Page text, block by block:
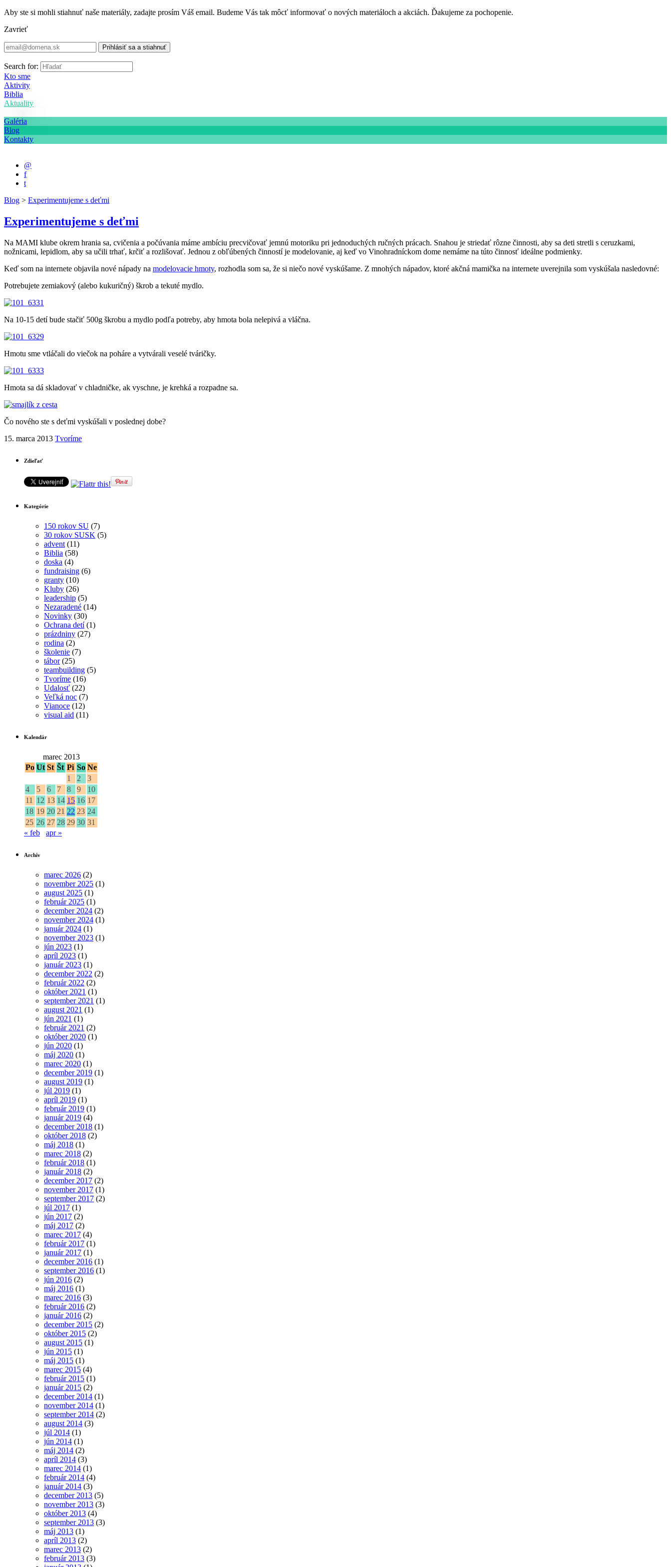
Aby ste si mohli stiahnuť naše materiály, zadajte prosím Váš email. Budeme Vás tak môcť informovať o nových materiáloch a akciách. Ďakujeme za pochopenie.
Zavrieť
Search for:
Kto sme
Aktivity
Biblia
Aktuality
Galéria
Blog
Kontakty
@
f
t
Blog > Experimentujeme s deťmi
Experimentujeme s deťmi
Na MAMI klube okrem hrania sa, cvičenia a počúvania máme ambíciu precvičovať jemnú motoriku pri jednoduchých ručných prácach. Snahou je striedať rôzne činnosti, aby sa deti stretli s ceruzkami,
nožnicami, lepidlom, aby sa učili trhať, krčiť a rozlišovať. Jednou z obľúbených činností je modelovanie, aj keď vo Vinohradníckom dome nemáme na túto činnosť ideálne podmienky.
Keď som na internete objavila nové nápady na modelovacie hmoty, rozhodla som sa, že si niečo nové vyskúšame. Z mnohých nápadov, ktoré akčná mamička na internete uverejnila som vyskúšala nasledovné:
Potrebujete zemiakový (alebo kukuričný) škrob a tekuté mydlo.
Na 10-15 detí bude stačiť 500g škrobu a mydlo podľa potreby, aby hmota bola nelepivá a vláčna.
Hmotu sme vtláčali do viečok na poháre a vytvárali veselé tváričky.
Hmota sa dá skladovať v chladničke, ak vyschne, je krehká a rozpadne sa.
Čo nového ste s deťmi vyskúšali v poslednej dobe?
15. marca 2013 Tvoríme
Zdieľať
Kategórie
150 rokov SU (7)
30 rokov SUSK (5)
advent (11)
Biblia (58)
doska (4)
fundraising (6)
granty (10)
Kluby (26)
leadership (5)
Nezaradené (14)
Novinky (30)
Ochrana detí(1)
prázdniny (27)
rodina (2)
školenie (7)
tábor(25)
teambuilding (5)
Tvoríme (16)
Udalosť (22)
Veľká noc (7)
Vianoce (12)
visual aid (11)
Kalendár
marec 2013
Po Ut St Št Pi So Ne
1
2
3
4
5 6 7 8 9
10
11
12 13 14 15 16 17
18 19 20 21 22 23 24
25 26 27 28 29 30 31
« feb
apr »
Archív
marec 2026 (2)
november 2025 (1)
august 2025 (1)
február 2025 (1)
december 2024 (2)
november 2024 (1)
január 2024 (1)
november 2023 (1)
jún 2023 (1)
apríl 2023 (1)
január 2023 (1)
december 2022 (2)
február 2022 (2)
október 2021 (1)
september 2021 (1)
august 2021 (1)
jún 2021 (1)
február 2021 (2)
október 2020 (1)
jún 2020 (1)
máj 2020 (1)
marec 2020 (1)
december 2019 (1)
august 2019 (1)
júl 2019 (1)
apríl 2019 (1)
február 2019 (1)
január 2019 (4)
december 2018 (1)
október 2018 (2)
máj 2018 (1)
marec 2018 (2)
február 2018 (1)
január 2018 (2)
december 2017 (2)
november 2017 (1)
september 2017 (2)
júl 2017 (1)
jún 2017 (2)
máj 2017 (2)
marec 2017 (4)
február 2017 (1)
január 2017 (1)
december 2016 (1)
september 2016 (1)
jún 2016 (2)
máj 2016 (1)
marec 2016 (3)
február 2016 (2)
január 2016 (2)
december 2015 (2)
október 2015 (2)
august 2015 (1)
jún 2015 (1)
máj 2015 (1)
marec 2015 (4)
február 2015 (1)
január 2015 (2)
december 2014 (1)
november 2014 (1)
september 2014 (2)
august 2014 (3)
júl 2014 (1)
jún 2014 (1)
máj 2014 (2)
apríl 2014 (3)
marec 2014 (1)
február 2014 (4)
január 2014 (3)
december 2013 (5)
november 2013 (3)
október 2013 (4)
september 2013 (3)
máj 2013 (1)
apríl 2013 (2)
marec 2013 (2)
február 2013 (3)